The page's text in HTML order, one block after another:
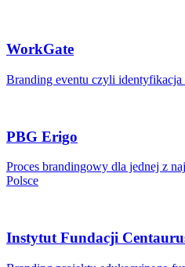
WorkGate
Branding eventu czyli identyfikacja
PBG Erigo
Proces brandingowy dla jednej z
Polsce
Instytut Fundacji